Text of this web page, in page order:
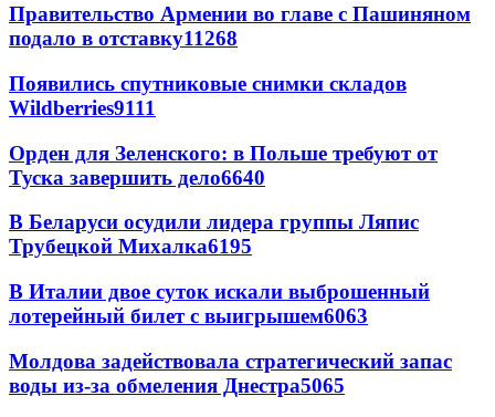
Правительство Армении во главе с Пашиняном
подало в отставку11268
Появились спутниковые снимки складов
Wildberries9111
Орден для Зеленского: в Польше требуют от
Туска завершить дело6640
В Беларуси осудили лидера группы Ляпис
Трубецкой Михалка6195
В Италии двое суток искали выброшенный
лотерейный билет с выигрышем6063
Молдова задействовала стратегический запас
воды из-за обмеления Днестра5065